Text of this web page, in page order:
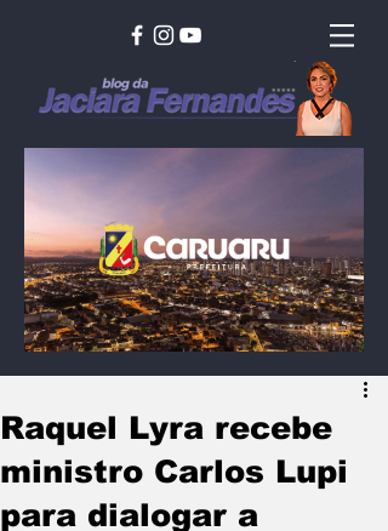
Raquel Lyra recebe
ministro Carlos Lupi
para dialogar a